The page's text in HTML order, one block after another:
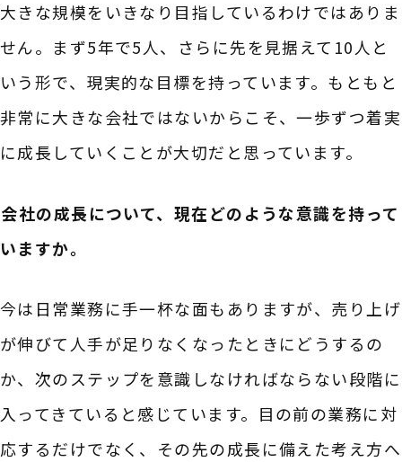
大きな規模をいきなり目指しているわけではありま
せん。まず5年で5人、さらに先を見据えて10人と
いう形で、現実的な目標を持っています。もともと
非常に大きな会社ではないからこそ、一歩ずつ着実
に成長していくことが大切だと思っています。
――会社の成長について、現在どのような意識を持って
いますか。
今は日常業務に手一杯な面もありますが、売り上げ
が伸びて人手が足りなくなったときにどうするの
か、次のステップを意識しなければならない段階に
入ってきていると感じています。目の前の業務に対
応するだけでなく、その先の成長に備えた考え方へ